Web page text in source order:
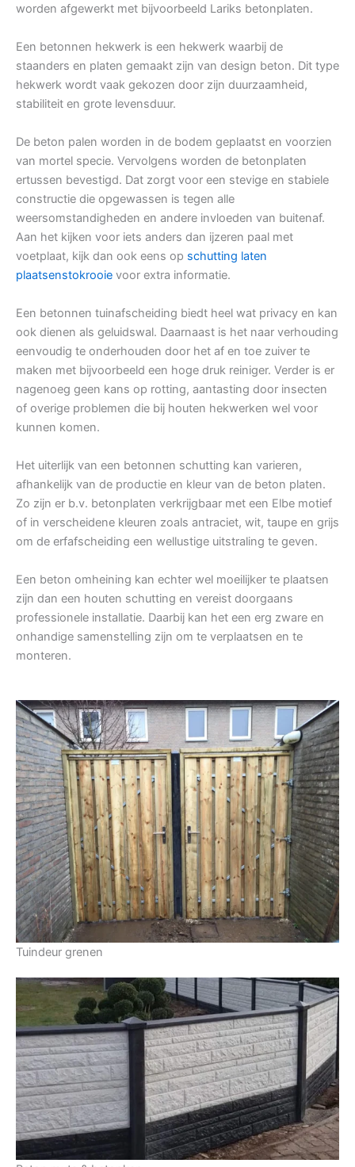
worden afgewerkt met bijvoorbeeld Lariks betonplaten.
Een betonnen hekwerk is een hekwerk waarbij de
staanders en platen gemaakt zijn van design beton. Dit type
hekwerk wordt vaak gekozen door zijn duurzaamheid,
stabiliteit en grote levensduur.
De beton palen worden in de bodem geplaatst en voorzien
van mortel specie. Vervolgens worden de betonplaten
ertussen bevestigd. Dat zorgt voor een stevige en stabiele
constructie die opgewassen is tegen alle
weersomstandigheden en andere invloeden van buitenaf.
Aan het kijken voor iets anders dan ijzeren paal met
voetplaat, kijk dan ook eens op schutting laten
plaatsenstokrooie voor extra informatie.
Een betonnen tuinafscheiding biedt heel wat privacy en kan
ook dienen als geluidswal. Daarnaast is het naar verhouding
eenvoudig te onderhouden door het af en toe zuiver te
maken met bijvoorbeeld een hoge druk reiniger. Verder is er
nagenoeg geen kans op rotting, aantasting door insecten
of overige problemen die bij houten hekwerken wel voor
kunnen komen.
Het uiterlijk van een betonnen schutting kan varieren,
afhankelijk van de productie en kleur van de beton platen.
Zo zijn er b.v. betonplaten verkrijgbaar met een Elbe motief
of in verscheidene kleuren zoals antraciet, wit, taupe en grijs
om de erfafscheiding een wellustige uitstraling te geven.
Een beton omheining kan echter wel moeilijker te plaatsen
zijn dan een houten schutting en vereist doorgaans
professionele installatie. Daarbij kan het een erg zware en
onhandige samenstelling zijn om te verplaatsen en te
monteren.
Tuindeur grenen